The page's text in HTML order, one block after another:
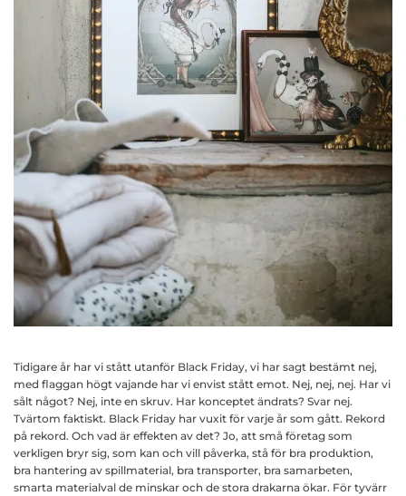
Tidigare år har vi stått utanför Black Friday, vi har sagt bestämt nej,
med flaggan högt vajande har vi envist stått emot. Nej, nej, nej. Har vi
sålt något? Nej, inte en skruv. Har konceptet ändrats? Svar nej.
Tvärtom faktiskt. Black Friday har vuxit för varje år som gått. Rekord
på rekord. Och vad är effekten av det? Jo, att små företag som
verkligen bryr sig, som kan och vill påverka, stå för bra produktion,
bra hantering av spillmaterial, bra transporter, bra samarbeten,
smarta materialval de minskar och de stora drakarna ökar. För tyvärr